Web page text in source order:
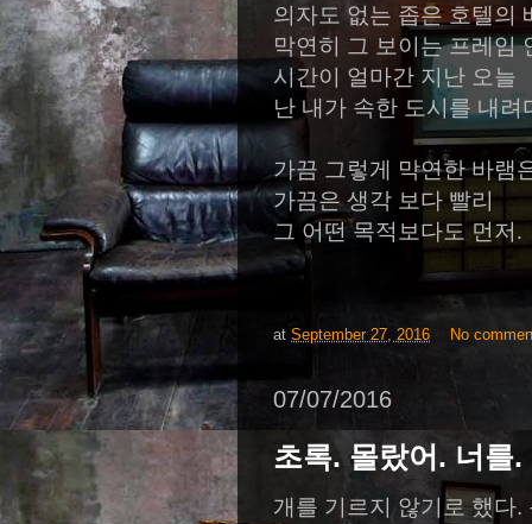
의자도 없는 좁은 호텔의
막연히
그 보이는 프레임
시간이 얼마간 지난 오늘
난 내가 속한 도시를 내려
가끔 그렇게 막연한 바램
가끔은 생각 보다 빨리
그 어떤 목적보다도 먼저.
at September 27, 2016 No
07/07/2016
초록. 몰랐어. 너를.
개를 기르지 않기로 했다.